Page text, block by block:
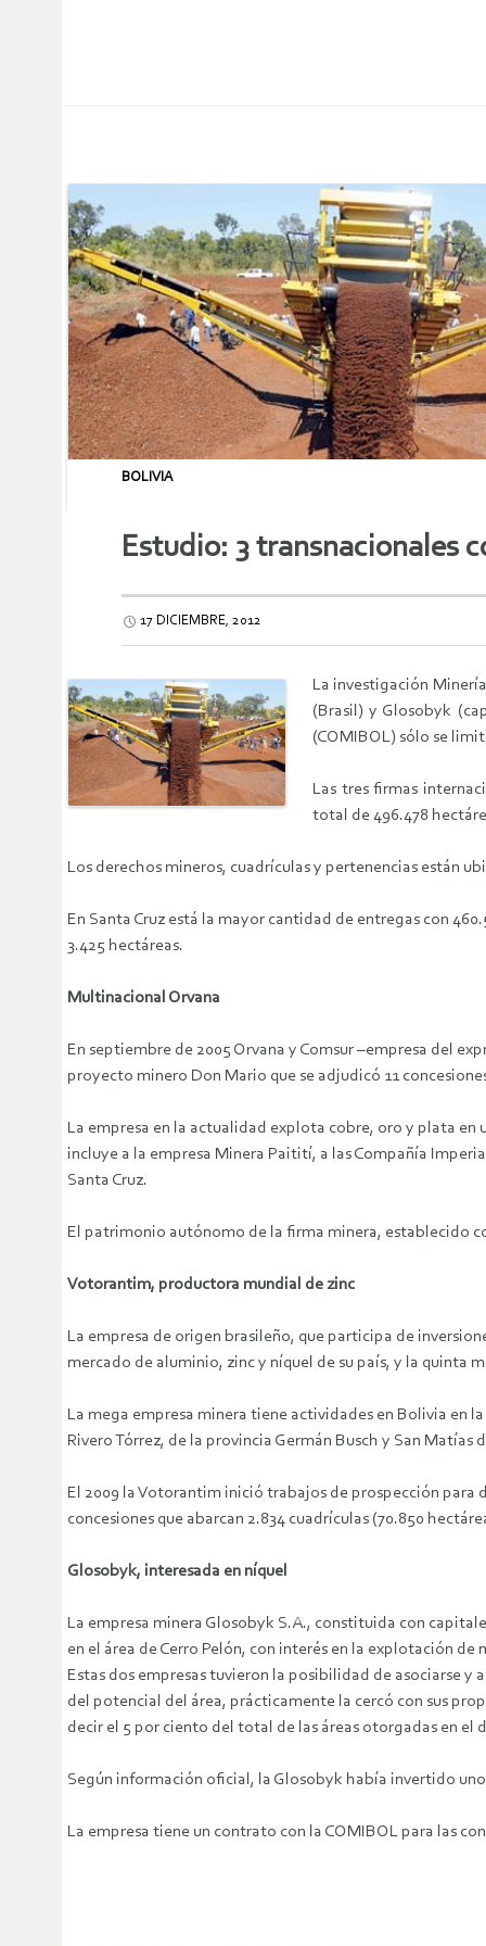
BOLIVIA
Estudio: 3 transnacionales
17 DICIEMBRE, 2012
La investigación
(Brasil) y Glosobyk
(COMIBOL) sólo se
Las tres firmas
total de 496.478
Los derechos mineros, cuadrículas y pertenencias están
En Santa Cruz está la mayor cantidad de entregas con
3.425 hectáreas.
Multinacional Orvana
En septiembre de 2005 Orvana y Comsur –empresa del
proyecto minero Don Mario que se adjudicó 11
La empresa en la actualidad explota cobre, oro y plata en
incluye a la empresa Minera Paitití, a las Compañía
Santa Cruz.
El patrimonio autónomo de la firma minera, establecido
Votorantim, productora mundial de zinc
La empresa de origen brasileño, que participa de
mercado de aluminio, zinc y níquel de su país, y la quinta
La mega empresa minera tiene actividades en Bolivia en
Rivero Tórrez, de la provincia Germán Busch y San Matías
El 2009 la Votorantim inició trabajos de prospección para
concesiones que abarcan 2.834 cuadrículas (70.850
Glosobyk, interesada en níquel
La empresa minera Glosobyk S.A., constituida con
en el área de Cerro Pelón, con interés en la explotación
Estas dos empresas tuvieron la posibilidad de asociarse
del potencial del área, prácticamente la cercó con sus
decir el 5 por ciento del total de las áreas otorgadas en el
Según información oficial, la Glosobyk había invertido
La empresa tiene un contrato con la COMIBOL para las